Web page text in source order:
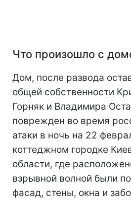
Что произошло с
Дом, после развода
общей собственности
Горняк и Владимира
поврежден во время
атаки в ночь на 22
коттеджном городке
области, где
взрывной волной были
фасад, стены, окна и